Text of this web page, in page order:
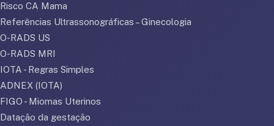
Risco CA Mama
Referências Ultrassonográficas – Ginecologia
O-RADS US
O-RADS MRI
IOTA - Regras Simples
ADNEX (IOTA)
FIGO - Miomas Uterinos
Datação da gestação